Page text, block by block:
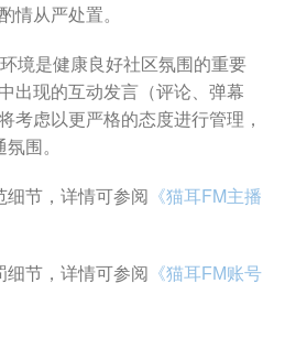
情从严处置。
境是健康良好社区氛围的重要
出现的互动发言（评论、弹幕
考虑以更严格的态度进行管理，
围。
节，详情可参阅 《猫耳FM主播
节，详情可参阅 《猫耳FM账号